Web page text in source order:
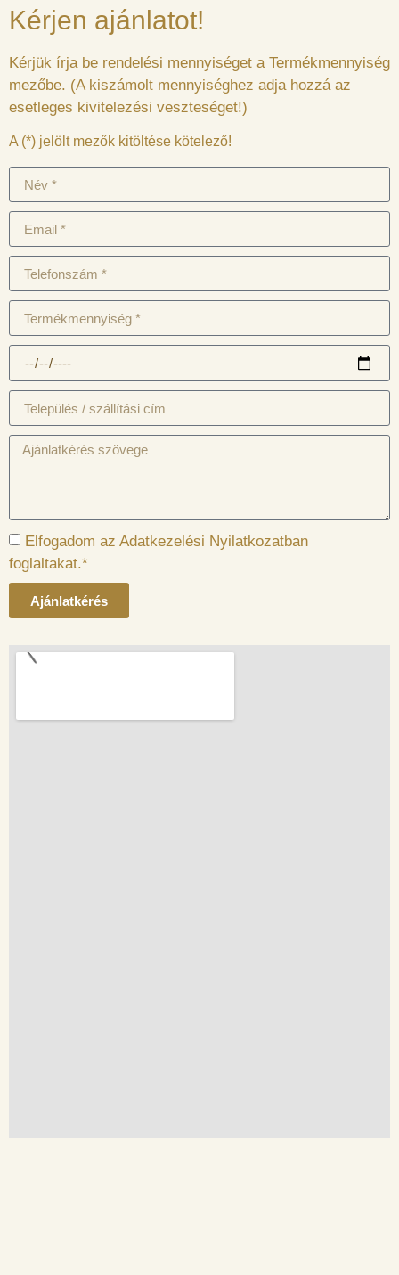
Kérjen ajánlatot!
Kérjük írja be rendelési mennyiséget a Termékmennyiség
mezőbe. (A kiszámolt mennyiséghez adja hozzá az
esetleges kivitelezési veszteséget!)
A (*) jelölt mezők kitöltése kötelező!
Elfogadom az Adatkezelési Nyilatkozatban
foglaltakat.*
Ajánlatkérés